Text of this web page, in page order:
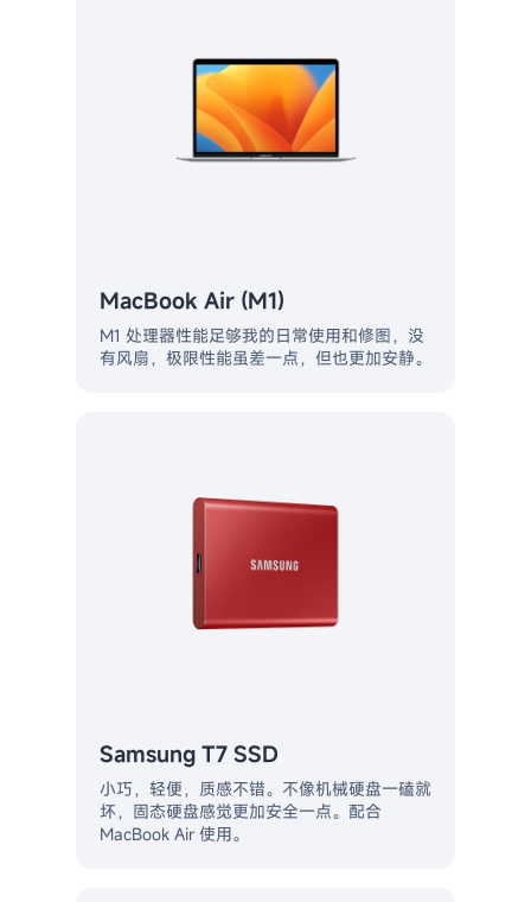
MacBook Air (M1)
M1 处理器性能足够我的日常使用和修图，没
有风扇，极限性能虽差一点，但也更加安静。
Samsung T7 SSD
小巧，轻便，质感不错。不像机械硬盘一磕就
坏，固态硬盘感觉更加安全一点。配合
MacBook Air 使用。